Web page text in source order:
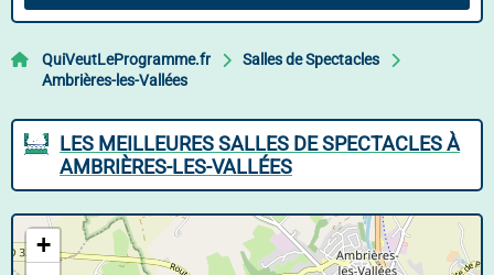
QuiVeutLeProgramme.fr
Salles de Spectacles
Ambrières-les-Vallées
LES MEILLEURES SALLES DE SPECTACLES À
AMBRIÈRES-LES-VALLÉES
+